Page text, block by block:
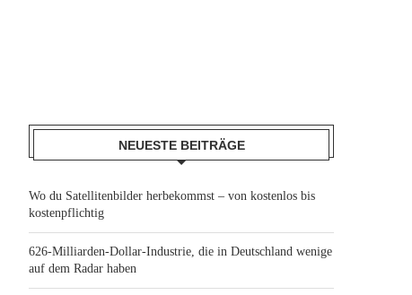
NEUESTE BEITRÄGE
Wo du Satellitenbilder herbekommst – von kostenlos bis
kostenpflichtig
626-Milliarden-Dollar-Industrie, die in Deutschland wenige
auf dem Radar haben